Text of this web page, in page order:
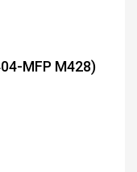
MFP M428)